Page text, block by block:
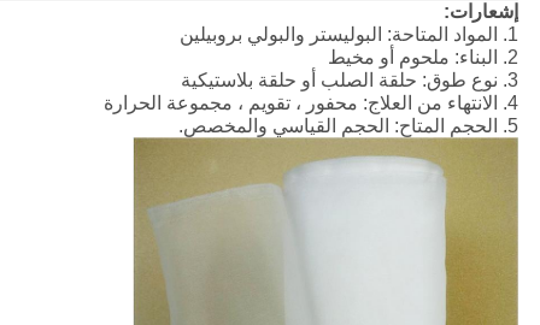
إشعارات:
1. المواد المتاحة: البوليستر والبولي بروبيلين
2. البناء: ملحوم أو مخيط
3. نوع طوق: حلقة الصلب أو حلقة بلاستيكية
4. الانتهاء من العلاج: محفور ، تقويم ، مجموعة الحرارة
5. الحجم المتاح: الحجم القياسي والمخصص.